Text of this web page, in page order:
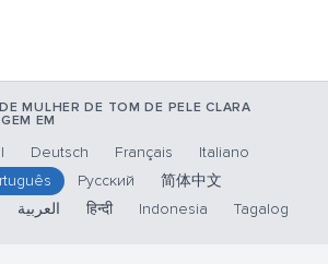
MULHER DE TOM DE PELE CLARA
EM
Deutsch Français
Italiano
Русский
简体中文
العربية हिन्दी Indonesia Tagalog